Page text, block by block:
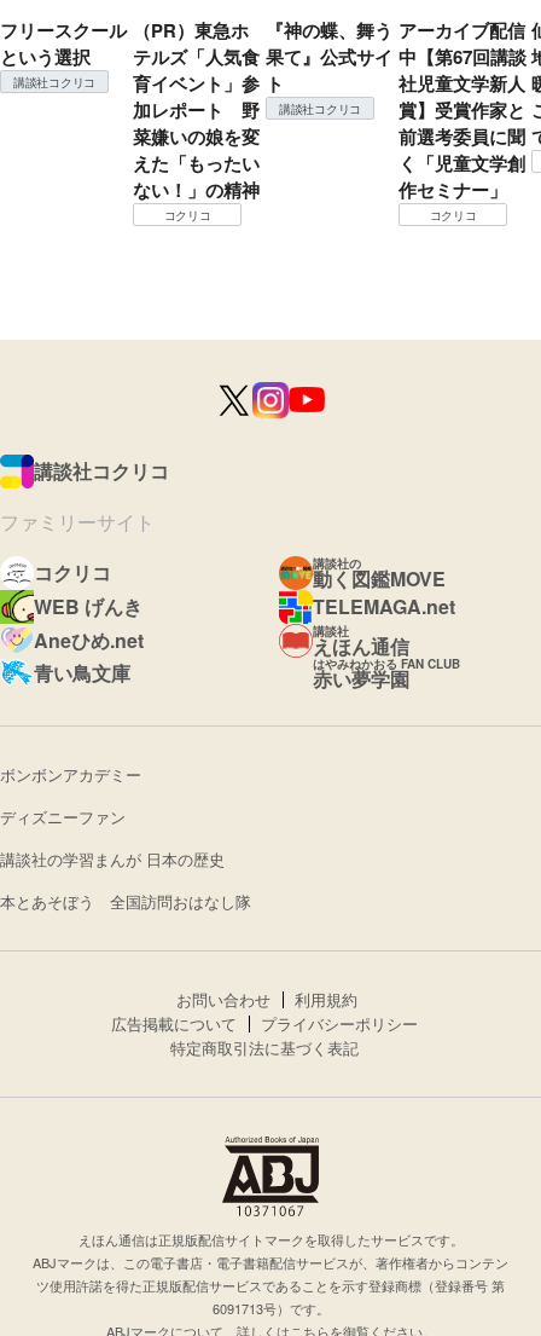
フリースクール
という選択
講談社コクリコ
（PR）東急ホ
テルズ「人気食
育イベント」参
加レポート 野
菜嫌いの娘を変
えた「もったい
ない！」の精神
コクリコ
『神の蝶、舞う
果て』公式サイ
ト
講談社コクリコ
アーカイブ配信
中【第67回講談
社児童文学新人
賞】受賞作家と
前選考委員に聞
く「児童文学創
作セミナー」
コクリコ
講談社コクリコ
ファミリーサイト
コクリコ
講談社の
動く図鑑MOVE
WEB げんき
TELEMAGA.net
Aneひめ.net
講談社
えほん通信
青い鳥文庫
はやみねかおる FAN CLUB
赤い夢学園
ボンボンアカデミー
ディズニーファン
講談社の学習まんが 日本の歴史
本とあそぼう 全国訪問おはなし隊
お問い合わせ
利用規約
広告掲載について
プライバシーポリシー
特定商取引法に基づく表記
えほん通信は正規版配信サイトマークを取得したサービスです。
ABJマークは、この電子書店・電子書籍配信サービスが、著作権者からコンテン
ツ使用許諾を得た正規版配信サービスであることを示す登録商標（登録番号 第
6091713号）です。
ABJマークについて、詳しくはこちらを御覧ください。